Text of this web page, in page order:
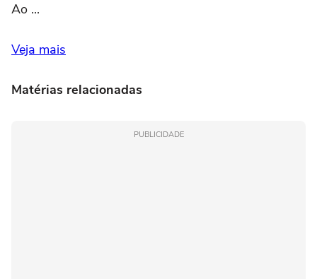
Ao ...
Veja mais
Matérias relacionadas
PUBLICIDADE